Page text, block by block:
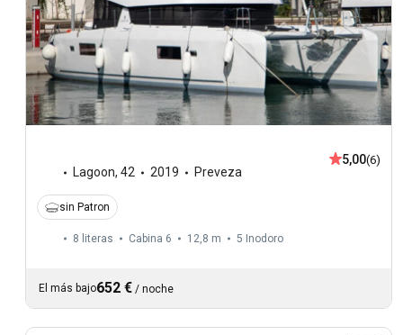
Lagoon, 42 2019 Preveza
5,00(6)
sin Patron
8 literas Cabina 6 12,8 m 5 Inodoro
El más bajo652 € / noche